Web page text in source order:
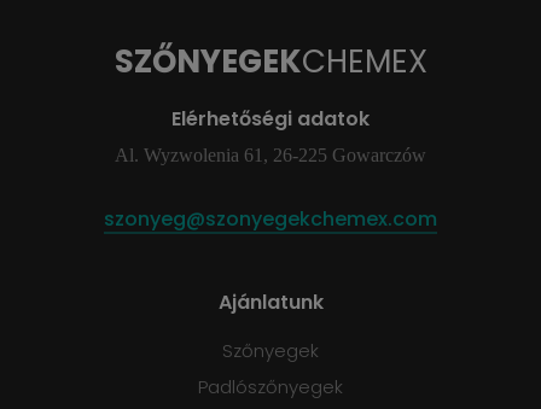
SZŐNYEGEKCHEMEX
Elérhetőségi adatok
Al. Wyzwolenia 61, 26-225 Gowarczów
szonyeg@szonyegekchemex.com
Ajánlatunk
Szőnyegek
Padlószőnyegek